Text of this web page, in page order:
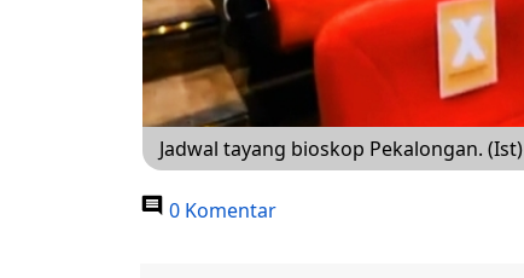
Jadwal tayang bioskop Pekalongan. (Ist)
0 Komentar